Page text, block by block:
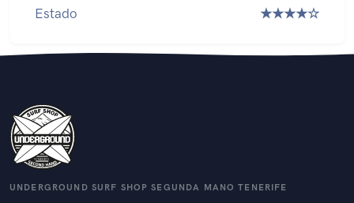
Estado ★★★★☆
UNDERGROUND SURF SHOP SEGUNDA MANO TENERIFE